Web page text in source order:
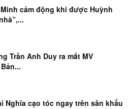
Minh cảm động khi được Huỳnh
Trần Anh Duy ra mắt MV
Nghĩa cạo tóc ngay trên sân khấu